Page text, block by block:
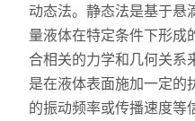
扫描探针显微镜/原子力
激光粒度仪、纳米粒度
低温恒温器
动态法。静态法是基于悬
量液体在特定条件下形成
合相关的力学和几何关系
是在液体表面施加一定的
的振动频率或传播速度等